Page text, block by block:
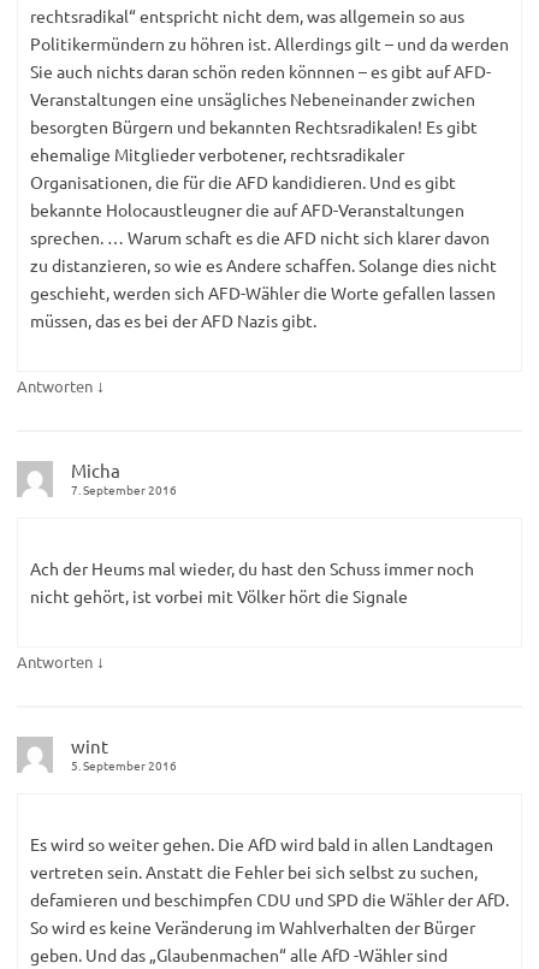
rechtsradikal“ entspricht nicht dem, was allgemein so aus
Politikermündern zu höhren ist. Allerdings gilt – und da werden
Sie auch nichts daran schön reden könnnen – es gibt auf AFD-
Veranstaltungen eine unsägliches Nebeneinander zwichen
besorgten Bürgern und bekannten Rechtsradikalen! Es gibt
ehemalige Mitglieder verbotener, rechtsradikaler
Organisationen, die für die AFD kandidieren. Und es gibt
bekannte Holocaustleugner die auf AFD-Veranstaltungen
sprechen. … Warum schaft es die AFD nicht sich klarer davon
zu distanzieren, so wie es Andere schaffen. Solange dies nicht
geschieht, werden sich AFD-Wähler die Worte gefallen lassen
müssen, das es bei der AFD Nazis gibt.
Antworten ↓
Micha
7. September 2016
Ach der Heums mal wieder, du hast den Schuss immer noch
nicht gehört, ist vorbei mit Völker hört die Signale
Antworten ↓
wint
5. September 2016
Es wird so weiter gehen. Die AfD wird bald in allen Landtagen
vertreten sein. Anstatt die Fehler bei sich selbst zu suchen,
defamieren und beschimpfen CDU und SPD die Wähler der AfD.
So wird es keine Veränderung im Wahlverhalten der Bürger
geben. Und das „Glaubenmachen“ alle AfD -Wähler sind